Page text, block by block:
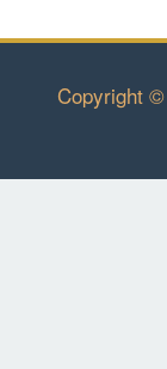
Copyright